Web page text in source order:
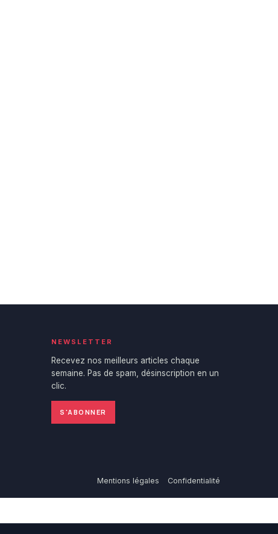
NEWSLETTER
Recevez nos meilleurs articles chaque
semaine. Pas de spam, désinscription en un
clic.
S'ABONNER
Mentions légales Confidentialité